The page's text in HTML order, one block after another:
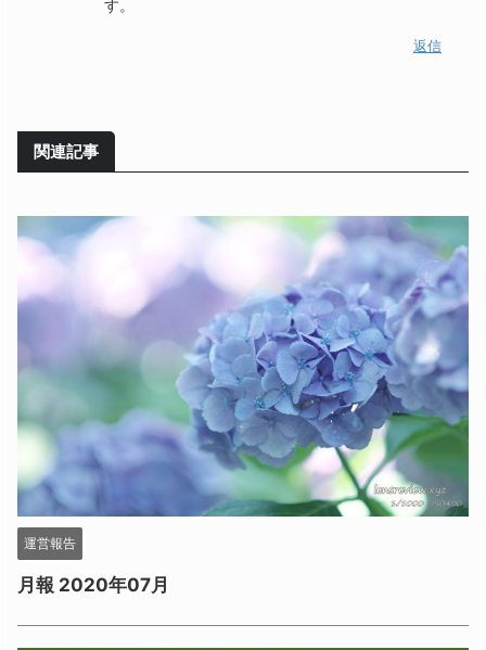
す。
返信
関連記事
運営報告
月報 2020年07月